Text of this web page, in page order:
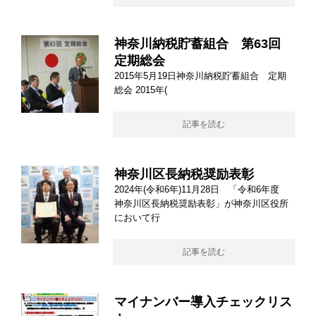
神奈川納税貯蓄組合 第63回
定期総会
2015年5月19日神奈川納税貯蓄組合 定期
総会 2015年(
記事を読む
神奈川区長納税奨励表彰
2024年(令和6年)11月28日 「令和6年度
神奈川区長納税奨励表彰」が神奈川区役所
において行
記事を読む
マイナンバー導入チェックリス